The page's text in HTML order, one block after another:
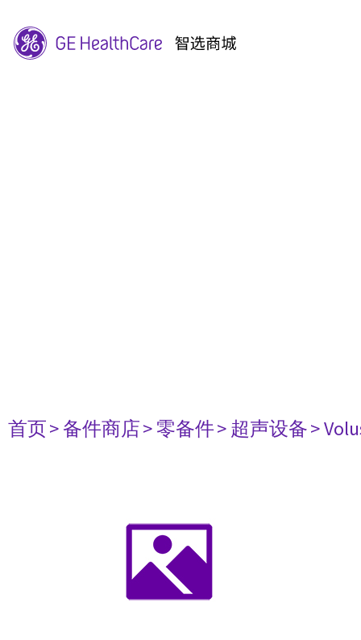
首页> 备件商店> 零备件> 超声设备>